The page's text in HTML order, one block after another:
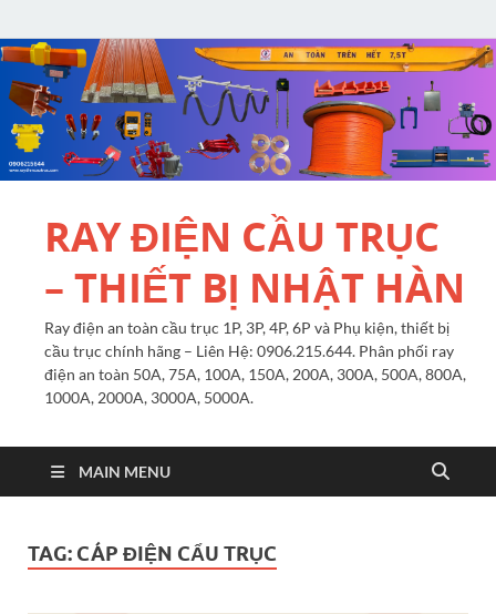
RAY ĐIỆN CẦU TRỤC
– THIẾT BỊ NHẬT HÀN
Ray điện an toàn cầu trục 1P, 3P, 4P, 6P và Phụ kiện, thiết bị
cầu trục chính hãng – Liên Hệ: 0906.215.644. Phân phối ray
điện an toàn 50A, 75A, 100A, 150A, 200A, 300A, 500A, 800A,
1000A, 2000A, 3000A, 5000A.
MAIN MENU
TAG: CÁP ĐIỆN CẨU TRỤC